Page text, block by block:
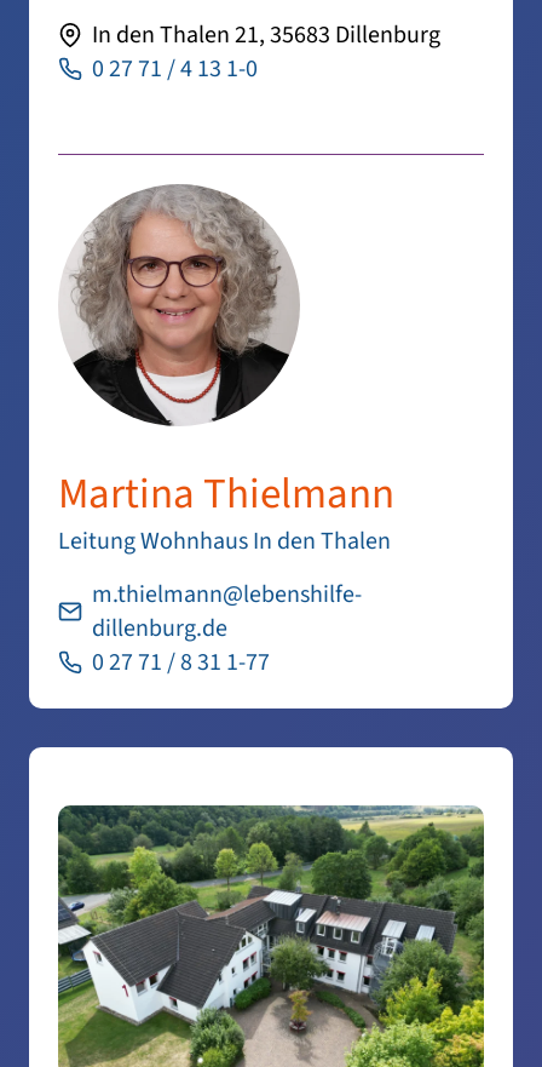
In den Thalen 21, 35683 Dillenburg
0 27 71 / 4 13 1-0
Martina Thielmann
Leitung Wohnhaus In den Thalen
m.thielmann@lebenshilfe-
dillenburg.de
0 27 71 / 8 31 1-77